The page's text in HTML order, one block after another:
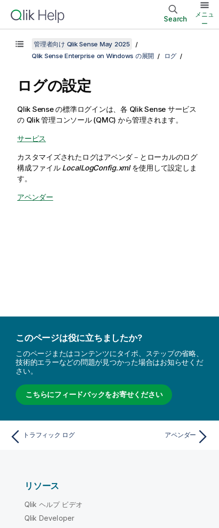
Search
メニュ
ー
管理者向け Qlik Sense May 2025
Qlik Sense Enterprise on Windows の展開
ログ
ログの設定
Qlik Senseの標準ログインは、各 Qlik Sense サービス
の Qlik 管理コンソール(QMC) から管理されます。
サービス
カスタマイズされたログはアベンダ－とローカルのログ
構成ファイル LocalLogConfig.xmlを使用して設定しま
す。
アペンダー
このページは役に立ちましたか?
このページまたはコンテンツにタイポ、ステップの省略、
技術的エラーなどの問題が見つかった場合はお知らせくだ
さい。
こちらにフィードバックをお寄せください
トラフィック ログ アペンダー
リソース
Qlik ヘルプ ビデオ
Qlik Developer